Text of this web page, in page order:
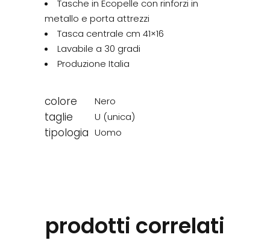
Tasche in Ecopelle con rinforzi in
metallo e porta attrezzi
Tasca centrale cm 41×16
Lavabile a 30 gradi
Produzione Italia
colore Nero
taglie U (unica)
tipologia Uomo
prodotti correlati